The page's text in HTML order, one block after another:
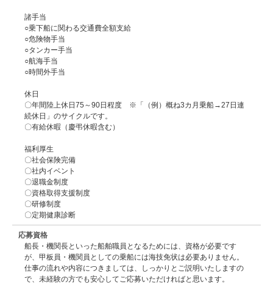
諸手当
○乗下船に関わる交通費全額支給
○危険物手当
○タンカー手当
○航海手当
○時間外手当
休日
〇年間陸上休日75～90日程度 ※「（例）概ね3カ月乗船→27日連
続休日」のサイクルです。
〇有給休暇（慶弔休暇含む）
福利厚生
〇社会保険完備
〇社内イベント
〇退職金制度
〇資格取得支援制度
〇研修制度
〇定期健康診断
応募資格
船長・機関長といった船舶職員となるためには、資格が必要です
が、甲板員・機関員としての乗船には海技免状は必要ありません。
仕事の流れや内容につきましては、しっかりとご説明いたしますの
で、未経験の方でも安心してご応募いただければと思います。